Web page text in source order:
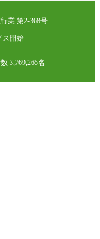
業 第2-368号
ス開始
3,769,265名